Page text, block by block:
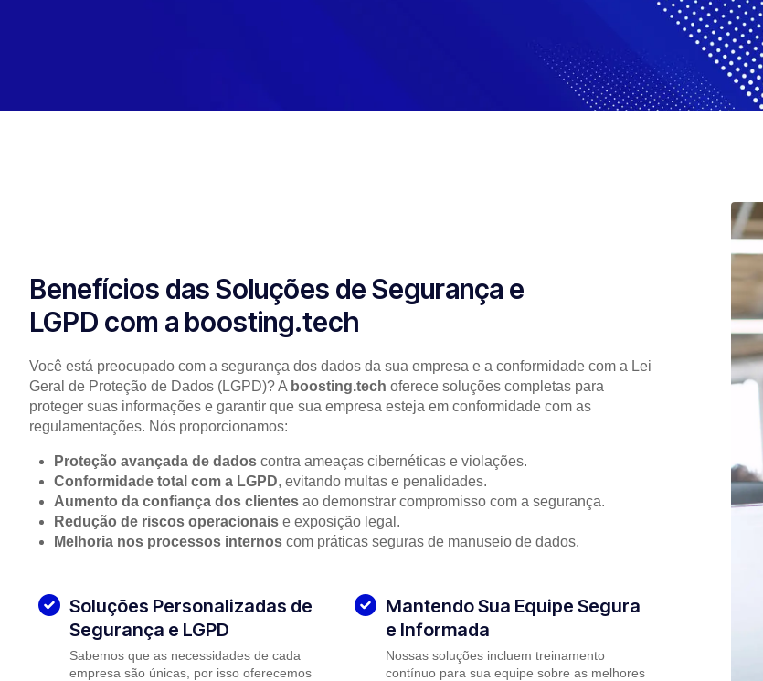
Benefícios das Soluções de Segurança e
LGPD com a boosting.tech
Você está preocupado com a segurança dos dados da sua empresa e a conformidade com a Lei
Geral de Proteção de Dados (LGPD)? A boosting.tech oferece soluções completas para
proteger suas informações e garantir que sua empresa esteja em conformidade com as
regulamentações. Nós proporcionamos:
Proteção avançada de dados contra ameaças cibernéticas e violações.
Conformidade total com a LGPD, evitando multas e penalidades.
Aumento da confiança dos clientes ao demonstrar compromisso com a segurança.
Redução de riscos operacionais e exposição legal.
Melhoria nos processos internos com práticas seguras de manuseio de dados.
Soluções Personalizadas de
Segurança e LGPD
Sabemos que as necessidades de cada
empresa são únicas, por isso oferecemos
Mantendo Sua Equipe Segura
e Informada
Nossas soluções incluem treinamento
contínuo para sua equipe sobre as melhores